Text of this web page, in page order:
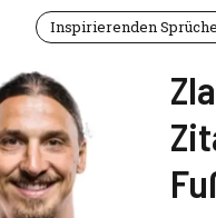
Inspirierenden Sprüche